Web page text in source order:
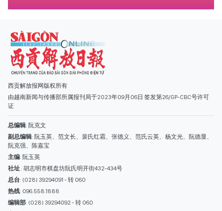
副总编辑: 阮玉英、范文长、裴氏红霜、张德义、范氏云英、杨文光、阮德显、
阮克强、陈嘉宝
主编: 阮玉英
社址: 胡志明市棋盘坊阮氏明开街432-434号
总台: (028) 39294091 - 转 060
热线: 096.558.1888
编辑部: (028) 39294092 - 转 060
电子信箱
广告部
(028) 38334185
quangcaohoavan09@gmail.com;
类别